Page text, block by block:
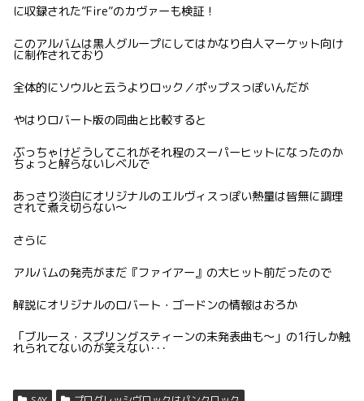
に収録された”Fire”のカヴァーも検証！
このアルバムは黒人グループにしてはかなり白人マーケット向け
に制作されており
全体的にソウルと云うよりロック／ポップスっぽいんだが
やはりロバート版の同曲と比較すると
ぶっちゃけどうしてこれがそれ程のスーパーヒットになったのか
ちょっと解らないレベルで
あっさり淡白にオリジナルのエルヴィスっぽい熱量は皆無に調理
されて煮え切らない〜
さらに
アルバムの発売がまだ『ファイアー』の大ヒット前だったので
解説にオリジナルのロバート・ゴードンの情報はおろか
「ブルース・スプリングスティーンの未発表曲も〜」の1行しか触
れられてないのが笑えない･･･